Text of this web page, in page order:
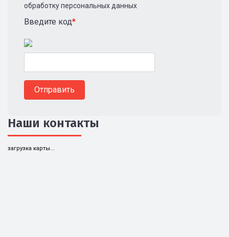
обработку персональных данных
Введите код*
Наши контакты
загрузка карты...